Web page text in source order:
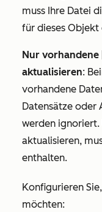
muss Ihre Datei
für dieses Objekt
Nur
aktualisieren:
vorhandene
Datensätze
werden ignoriert.
aktualisieren,
enthalten.
Konfigurieren
möchten: